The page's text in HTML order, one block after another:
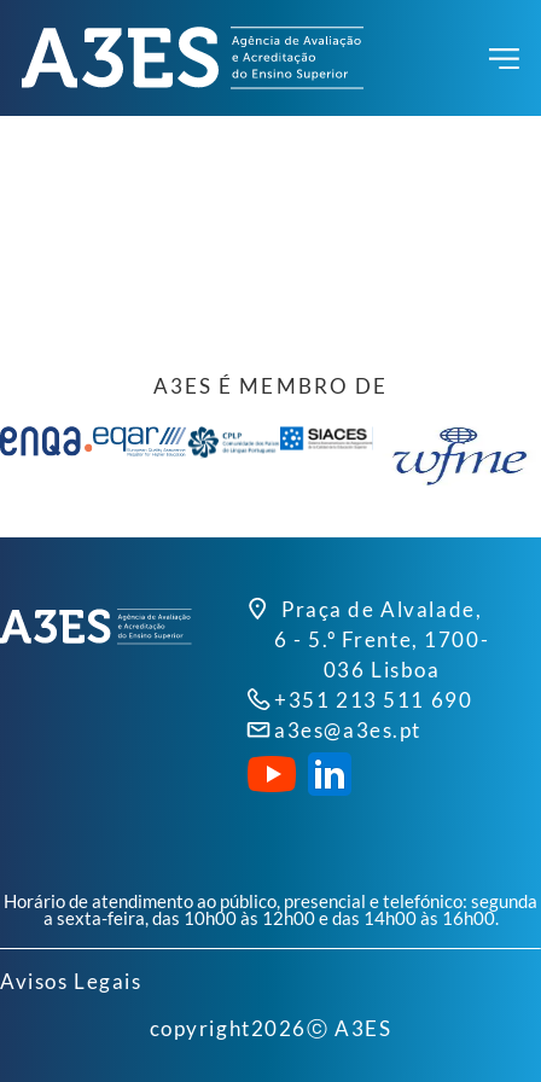
A3ES É MEMBRO DE
Praça de Alvalade,
6 - 5.º Frente, 1700-
036 Lisboa
+351 213 511 690
a3es@a3es.pt
Horário de atendimento ao público, presencial e telefónico: segunda
a sexta-feira, das 10h00 às 12h00 e das 14h00 às 16h00.
Avisos Legais
copyright2026ⓒ A3ES